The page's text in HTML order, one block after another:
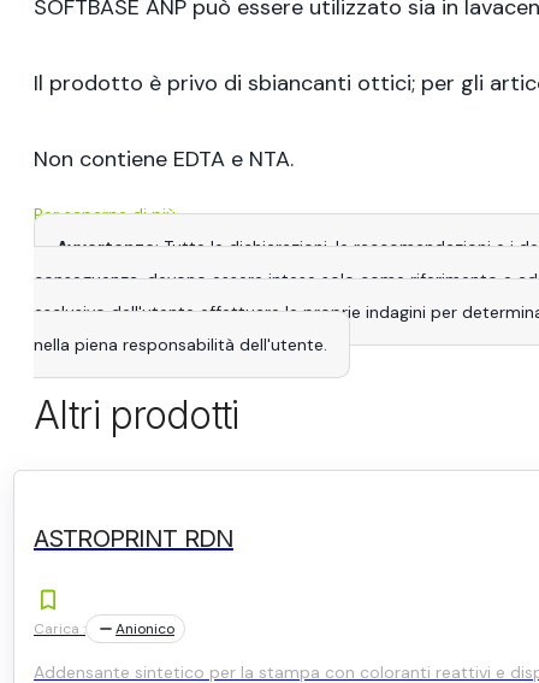
SOFTBASE ANP può essere utilizzato sia in
Il prodotto è privo di sbiancanti ottici; per gli
Non contiene EDTA e NTA.
Per saperne di più
Avvertenze: Tutte le dichiarazioni, le raccomandazioni e i
conseguenza, devono essere intese solo come riferimento e
esclusivo dell'utente effettuare le proprie indagini per
nella piena responsabilità dell'utente.
Altri prodotti
ASTROPRINT RDN
Carica : Anionico
Addensante sintetico per la stampa con coloranti reattivi e